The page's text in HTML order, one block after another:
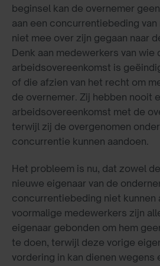
beginsel kan de overnemer
aan een concurrentiebeding
niet mee over zijn gegaan naar
Denk aan medewerkers van wie
arbeidsovereenkomst is
of die afzien van het recht om
de overnemer. Zij hebben nooit
arbeidsovereenkomst met de
terwijl zij de overgenomen
concurrentie kunnen aandoen.
Het probleem is nu, dat zowel
nieuwe eigenaar van de
concurrentiebeding niet kunnen
voormalige medewerkers zijn
eigenaar gebonden om hem
te doen, terwijl deze vorige
vordering in kan dienen wegens